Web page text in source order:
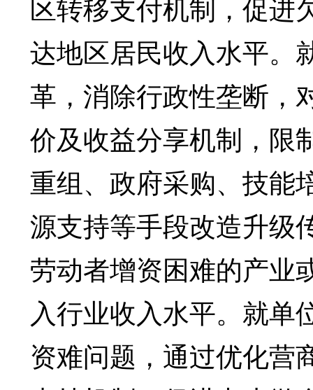
达地区居民收入水平。
革，消除行政性垄断，
价及收益分享机制，限
重组、政府采购、技能
源支持等手段改造升级
劳动者增资困难的产业
入行业收入水平。就单
资难问题，通过优化营